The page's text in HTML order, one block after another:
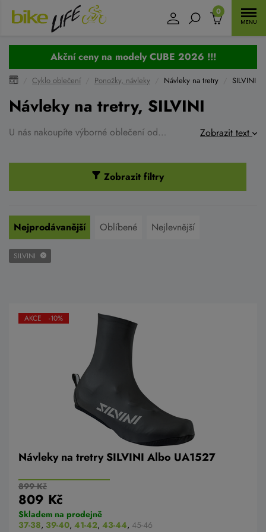
0
Akční ceny na modely CUBE 2026 !!!
Cyklo oblečení Ponožky, návleky Návleky na tretry SILVINI
Návleky na tretry, SILVINI
U nás nakoupíte výborné oblečení od SILVINI. Kvalitní značka funkčního oblečení pro volný čas, cyklistiku a zimní sporty. Zobrazit text
Zobrazit filtry
Nejprodávanější Oblíbené Nejlevnější
SILVINI
Návleky na tretry SILVINI Albo UA1527
AKCE -10%
899 Kč
809 Kč
Skladem na prodejně
37-38, 39-40, 41-42, 43-44, 45-46